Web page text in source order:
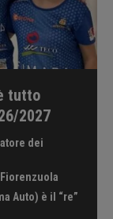
tutto
2027
dei
Auto) è il “re”